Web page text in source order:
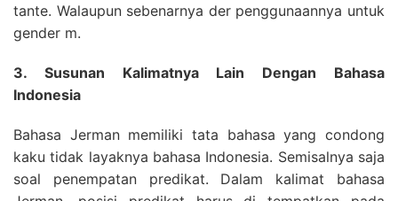
tante. Walaupun sebenarnya der penggunaannya untuk
gender m.
3. Susunan Kalimatnya Lain Dengan Bahasa
Indonesia
Bahasa Jerman memiliki tata bahasa yang condong
kaku tidak layaknya bahasa Indonesia. Semisalnya saja
soal penempatan predikat. Dalam kalimat bahasa